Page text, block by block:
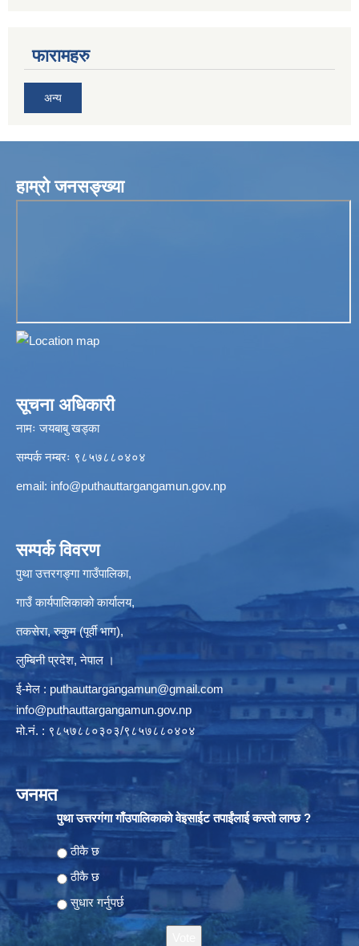
फारामहरु
अन्य
हाम्रो जनसङ्ख्या
सूचना अधिकारी
नामः जयबाबु खड्का
सम्पर्क नम्बरः ९८५७८८०४०४
email: info@puthauttargangamun.gov.np
सम्पर्क विवरण
पुथा उत्तरगङ्गा गाउँपालिका,
गाउँ कार्यपालिकाको कार्यालय,
तकसेरा, रुकुम (पूर्वी भाग),
लुम्बिनी प्रदेश, नेपाल ।
ई-मेल : puthauttargangamun@gmail.com
info@puthauttargangamun.gov.np
मो.नं. : ९८५७८८०३०३/९८५७८८०४०४
जनमत
पुथा उत्तरगंगा गाँउपालिकाको वेइसाईट तपाईंलाई कस्तो लाग्छ ?
Choices
ठीकै छ
ठीकै छ
सुधार गर्नुपर्छ